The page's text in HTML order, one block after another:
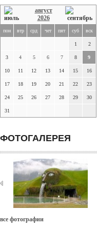
август
2026
пон втр срд чет пят суб вск
1 2
3 4 5 6 7 8 9
10 11 12 13 14 15 16
17 18 19 20 21 22 23
24 25 26 27 28 29 30
31
ФОТОГАЛЕРЕЯ
все фотографии